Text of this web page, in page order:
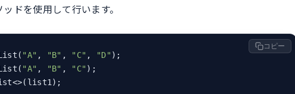
ドを使用して行います。
"A" , "B" , "C" , "D" );
"A" , "B" , "C" );
コピー